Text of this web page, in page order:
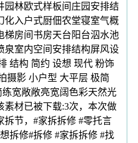
园林欧式样板间庄园安排结
化入户式厨佃农堂寝室气概
梯房间书房天台阳台泅水池
泉室内空间安排结构屏风设
结构 简约 设想 现代 粉饰
摄影 小户型 大平层 极简
宽敞敞亮宽阔色彩天然光
素材已被下载:3次，本次做
拆节，#家拆拆修 #零托言
拆修#拆修 #家拆拆修 #找